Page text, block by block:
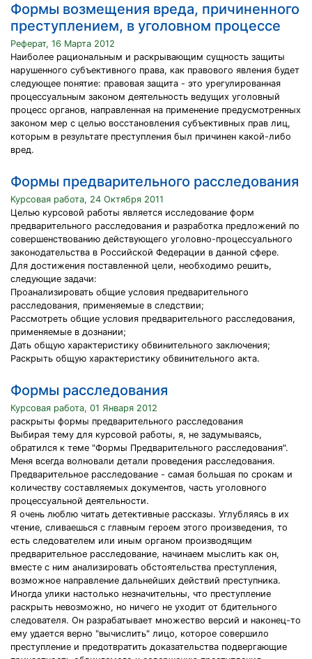
Формы возмещения вреда, причиненного
преступлением, в уголовном процессе
Реферат, 16 Марта 2012
Наиболее рациональным и раскрывающим сущность защиты
нарушенного субъективного права, как правового явления будет
следующее понятие: правовая защита - это урегулированная
процессуальным законом деятельность ведущих уголовный
процесс органов, направленная на применение предусмотренных
законом мер с целью восстановления субъективных прав лиц,
которым в результате преступления был причинен какой-либо
вред.
Формы предварительного расследования
Курсовая работа, 24 Октября 2011
Целью курсовой работы является исследование форм
предварительного расследования и разработка предложений по
совершенствованию действующего уголовно-процессуального
законодательства в Российской Федерации в данной сфере.
Для достижения поставленной цели, необходимо решить,
следующие задачи:
Проанализировать общие условия предварительного
расследования, применяемые в следствии;
Рассмотреть общие условия предварительного расследования,
применяемые в дознании;
Дать общую характеристику обвинительного заключения;
Раскрыть общую характеристику обвинительного акта.
Формы расследования
Курсовая работа, 01 Января 2012
раскрыты формы предварительного расследования
Выбирая тему для курсовой работы, я, не задумываясь,
обратился к теме "Формы Предварительного расследования".
Меня всегда волновали детали проведения расследования.
Предварительное расследование - самая большая по срокам и
количеству составляемых документов, часть уголовного
процессуальной деятельности.
Я очень люблю читать детективные рассказы. Углубляясь в их
чтение, сливаешься с главным героем этого произведения, то
есть следователем или иным органом производящим
предварительное расследование, начинаем мыслить как он,
вместе с ним анализировать обстоятельства преступления,
возможное направление дальнейших действий преступника.
Иногда улики настолько незначительны, что преступление
раскрыть невозможно, но ничего не уходит от бдительного
следователя. Он разрабатывает множество версий и наконец-то
ему удается верно "вычислить" лицо, которое совершило
преступление и предотвратить доказательства подвергающие